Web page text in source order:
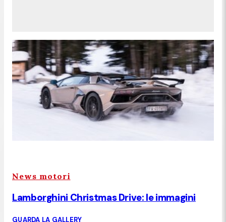
News motori
Lamborghini Christmas Drive: le immagini
GUARDA LA GALLERY